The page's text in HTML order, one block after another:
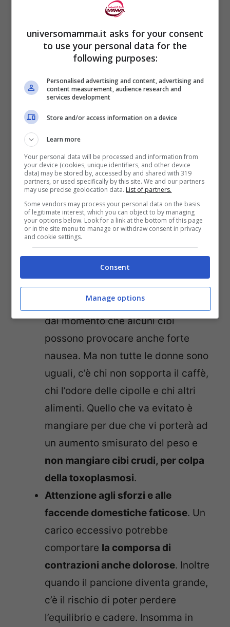
trimestre, che sono quelli più
informazione in piùvi è un articolo di
approfondimento che tratta
l’argomento. Ancheil fumo è da
eliminare, in quanto potrebbe
fumatrici sono più iperattivi e
mostrano maggiore aggressività e
irritabilità. Inoltre poi fumare
provoca una diminuzione
dell’ossigeno nel sangue e può
portare anche a far nascere bambini
Alimentazione. In questo campo è
necessario fare grande attenzione,
dal momento che alcuni cibi
possono provocare anche forte
nausea. Ma non tutte le donne sono
uguali, c’è chi non sopporta il caffè,
chi l’odore delle cipolle e chi altri
alimenti. Quello che va evitato è
mangiare per due che vi porterà ad
un aumento smisurato del peso e
non mangiare cibi crudi, per colpa
della toxoplasmosi.
Attenzione agli sforzi e alle
faccende domestiche faticose. Un
carico eccessivo potrebbe
comportare la comporsa di
contrazioni anche dolorose. Inoltre
quando il pancione diventa grande,
c’è il rischio di poter perdere
l’equilibrio e cadere. Insomma in
universomamma.it asks for your consent
to use your personal data for the
following purposes:
Personalised advertising and content, advertising and
content measurement, audience research and
services development
Store and/or access information on a device
Learn more
Your personal data will be processed and information from
your device (cookies, unique identifiers, and other device
data) may be stored by, accessed by and shared with 319
partners, or used specifically by this site. We and our partners
may use precise geolocation data. List of partners.
Some vendors may process your personal data on the basis
of legitimate interest, which you can object to by managing
your options below. Look for a link at the bottom of this page
or in the site menu to manage or withdraw consent in privacy
and cookie settings.
Consent
Manage options